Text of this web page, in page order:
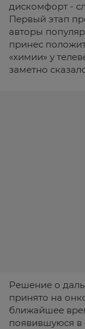
дискомфорт -
Первый этап
авторы
принес
«химии» у
заметно
Решение о
принято на
ближайшее
появившуюся